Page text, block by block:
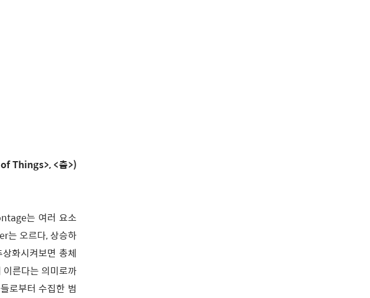
Things>, <춤>)
는 여러 요소
는 오르다, 상승하
화시켜보면 총체
른다는 의미로까
로부터 수집한 범